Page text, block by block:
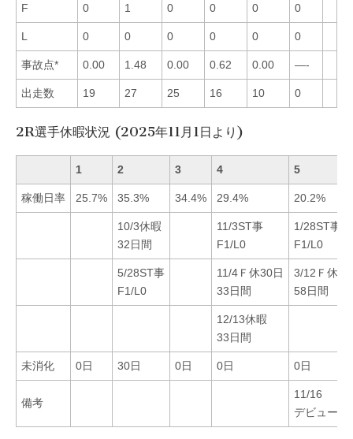
F 0 1 0 0 0 0
L 0 0 0 0 0 0
事故点* 0.00 1.48 0.00 0.62 0.00 —-
出走数 19 27 25 16 10 0
2R選手休暇状況 (2025年11月1日より)
1 2 3 4 5
稼働日率 25.7% 35.3% 34.4% 29.4% 20.2%
10/3休暇
32日間
11/3ST事
F1/L0
1/28ST事
F1/L0
5/28ST事
F1/L0
11/4Ｆ休30日
33日間
3/12Ｆ休30
58日間
12/13休暇
33日間
未消化 0日 30日 0日 0日 0日
備考
11/16
デビュー